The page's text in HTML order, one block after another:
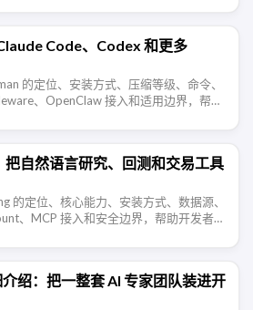
Code、Codex 和更多
的定位、安装方式、压缩等级、命令、
、OpenClaw 接入和适用边界，帮助
自然语言研究、回测和交易工具
的定位、核心能力、安装方式、数据源、
、MCP 接入和安全边界，帮助开发者判
。
绍：把一整套 AI 专家团队装进开